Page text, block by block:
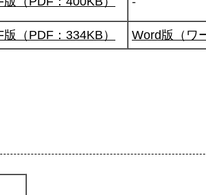
版（PDF：334KB） Word版（ワ